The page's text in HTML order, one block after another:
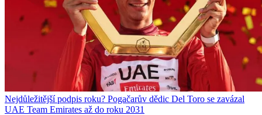
Nejdůležitější podpis roku? Pogačarův dědic Del Toro se zavázal
UAE Team Emirates až do roku 2031